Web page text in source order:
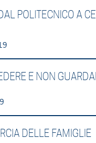
POLITECNICO A
E NON
DELLE FAMIGLIE